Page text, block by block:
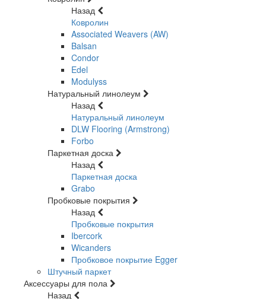
Назад
Ковролин
Associated Weavers (AW)
Balsan
Condor
Edel
Modulyss
Натуральный линолеум
Назад
Натуральный линолеум
DLW Flooring (Armstrong)
Forbo
Паркетная доска
Назад
Паркетная доска
Grabo
Пробковые покрытия
Назад
Пробковые покрытия
Ibercork
Wicanders
Пробковое покрытие Egger
Штучный паркет
Аксессуары для пола
Назад